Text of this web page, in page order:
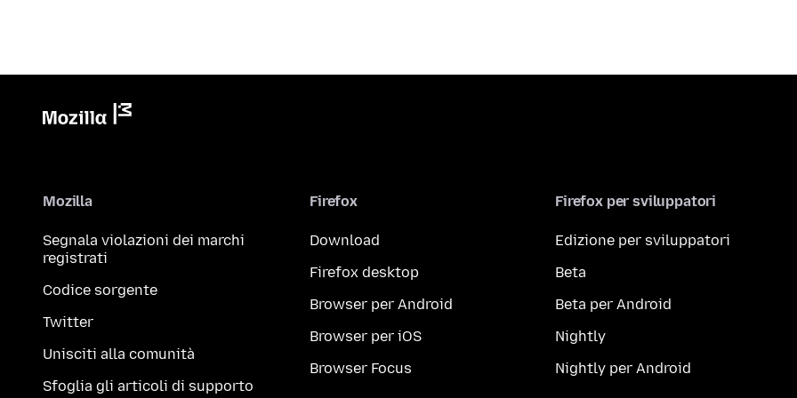
Mozilla
Segnala violazioni dei marchi
registrati
Codice sorgente
Twitter
Unisciti alla comunità
Sfoglia gli articoli di supporto
Firefox
Download
Firefox desktop
Browser per Android
Browser per iOS
Browser Focus
Firefox per sviluppatori
Edizione per sviluppatori
Beta
Beta per Android
Nightly
Nightly per Android